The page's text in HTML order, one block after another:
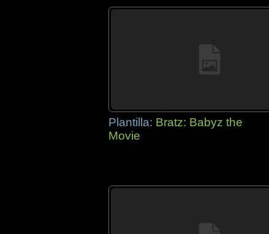
Plantilla: Bratz: Babyz the
Movie